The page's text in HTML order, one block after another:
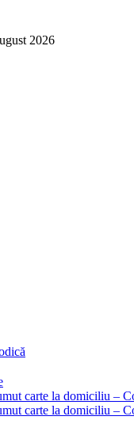
2026
carte la domiciliu –
carte la domiciliu –